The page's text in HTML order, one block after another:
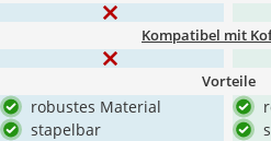
Kompatibel mit
Vorteile
robustes Material
stapelbar